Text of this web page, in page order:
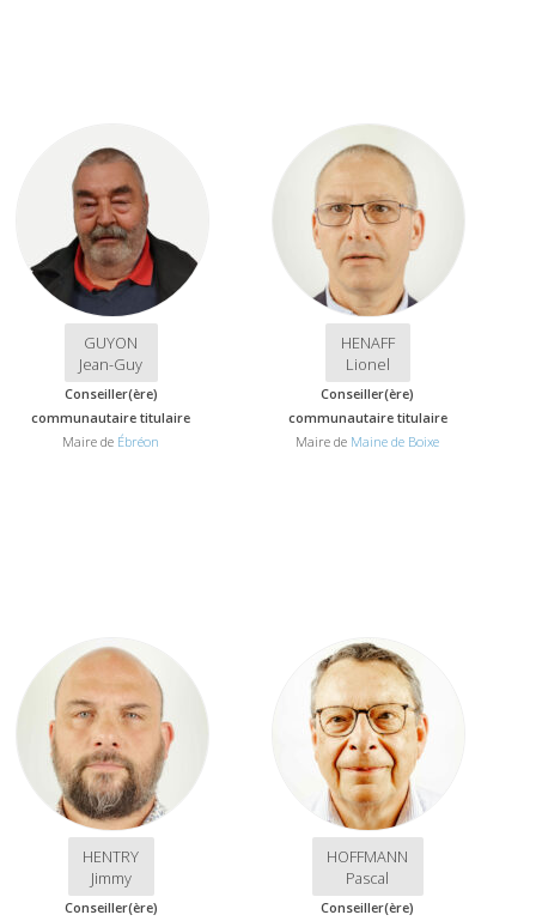
GUYON
Jean-Guy
Conseiller(ère)
communautaire titulaire
Maire de Ébréon
HENAFF
Lionel
Conseiller(ère)
communautaire titulaire
Maire de Maine de Boixe
HENTRY
Jimmy
Conseiller(ère)
HOFFMANN
Pascal
Conseiller(ère)